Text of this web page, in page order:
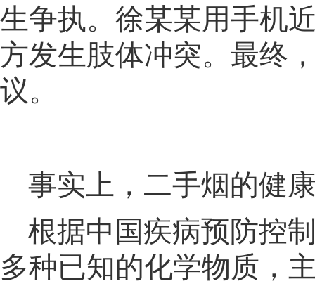
生争执。徐某某用手机
方发生肢体冲突。 最终
议。
事实上 ， 二手烟的健
根据中国疾病预防控
多种已知的化学物质，